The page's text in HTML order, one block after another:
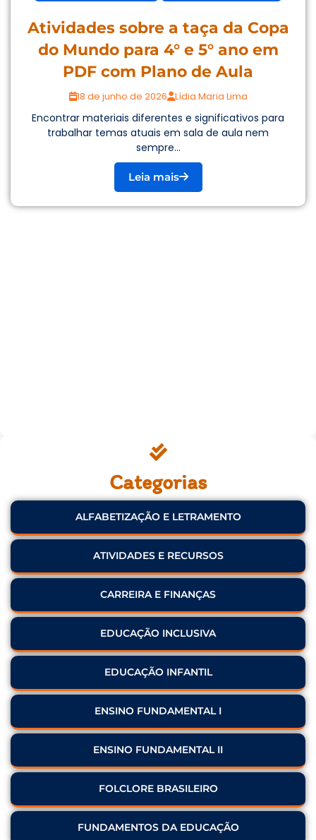
Atividades sobre a taça da Copa
do Mundo para 4° e 5° ano em
PDF com Plano de Aula
18 de junho de 2026 Lídia Maria Lima
Encontrar materiais diferentes e significativos para
trabalhar temas atuais em sala de aula nem
sempre...
Leia mais
Categorias
ALFABETIZAÇÃO E LETRAMENTO
ATIVIDADES E RECURSOS
CARREIRA E FINANÇAS
EDUCAÇÃO INCLUSIVA
EDUCAÇÃO INFANTIL
ENSINO FUNDAMENTAL I
ENSINO FUNDAMENTAL II
FOLCLORE BRASILEIRO
FUNDAMENTOS DA EDUCAÇÃO